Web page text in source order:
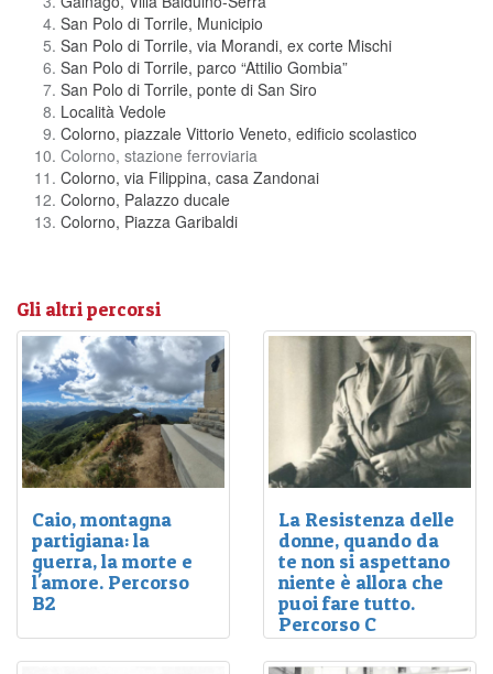
San Polo di Torrile, Municipio
San Polo di Torrile, via Morandi, ex corte Mischi
San Polo di Torrile, parco “Attilio Gombia”
San Polo di Torrile, ponte di San Siro
Località Vedole
Colorno, piazzale Vittorio Veneto, edificio scolastico
Colorno, stazione ferroviaria
Colorno, via Filippina, casa Zandonai
Colorno, Palazzo ducale
Colorno, Piazza Garibaldi
Gli altri percorsi
Caio, montagna
partigiana: la
guerra, la morte e
l'amore. Percorso
B2
Le montagne, a guardia
delle terre poco a poco
La Resistenza delle
donne, quando da
te non si aspettano
niente è allora che
puoi fare tutto.
Percorso C
La lotta dei ribelli della